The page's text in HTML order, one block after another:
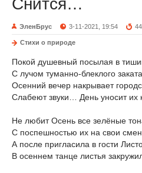
Снится…
ЭленБрус 3-11-2021, 19:54
Стихи о природе
Покой душевный посылая в
С лучом туманно-блеклого заката,
Осенний вечер накрывает
Слабеют звуки… День уносит их
Не любит Осень все зелёные
С поспешностью их на свои
А после пригласила в гости
В осеннем танце листья